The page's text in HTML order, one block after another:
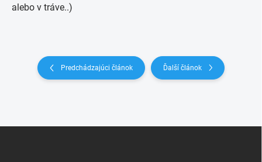
alebo v tráve..)
Predchádzajúci článok Ďalší článok